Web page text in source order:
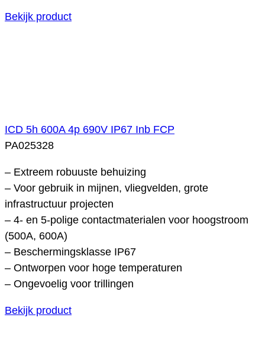
Bekijk product
ICD 5h 600A 4p 690V IP67 Inb FCP
PA025328
– Extreem robuuste behuizing
– Voor gebruik in mijnen, vliegvelden, grote
infrastructuur projecten
– 4- en 5-polige contactmaterialen voor hoogstroom
(500A, 600A)
– Beschermingsklasse IP67
– Ontworpen voor hoge temperaturen
– Ongevoelig voor trillingen
Bekijk product